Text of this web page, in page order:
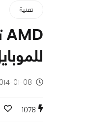
تقنية
2014-01-08 - منذ 12
1078